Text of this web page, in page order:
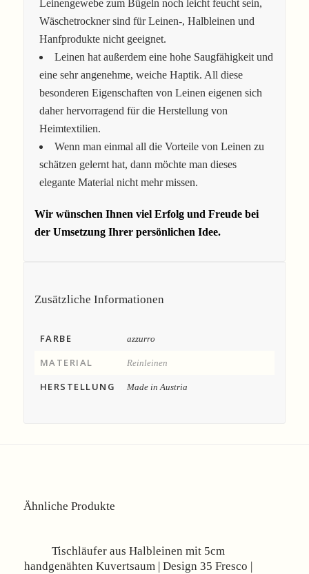
Leinengewebe zum Bügeln noch leicht feucht sein,
Wäschetrockner sind für Leinen-, Halbleinen und
Hanfprodukte nicht geeignet.
Leinen hat außerdem eine hohe Saugfähigkeit und
eine sehr angenehme, weiche Haptik. All diese
besonderen Eigenschaften von Leinen eigenen sich
daher hervorragend für die Herstellung von
Heimtextilien.
Wenn man einmal all die Vorteile von Leinen zu
schätzen gelernt hat, dann möchte man dieses
elegante Material nicht mehr missen.
Wir wünschen Ihnen viel Erfolg und Freude bei
der Umsetzung Ihrer persönlichen Idee.
Zusätzliche Informationen
FARBE azzurro
MATERIAL Reinleinen
HERSTELLUNG Made in Austria
Ähnliche Produkte
Tischläufer aus Halbleinen mit 5cm
handgenähten Kuvertsaum | Design 35 Fresco |